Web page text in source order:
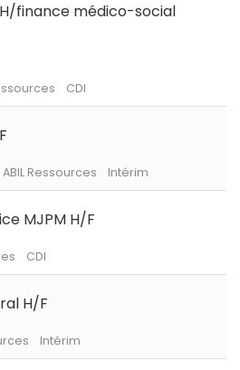
Ressources
CDD
finance médico-social
MJPM H/F
H/F